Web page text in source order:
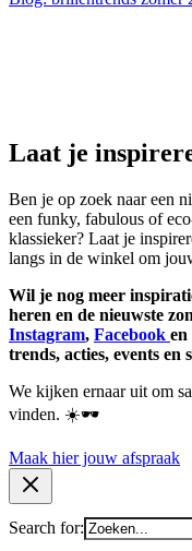
Laat je
Ben je op zoek naar een
een funky, fabulous of
klassieker? Laat je
langs in de winkel om
Wil je nog meer
heren en de nieuwste
Instagram, Facebook en
trends, acties, events en
We kijken ernaar uit om
vinden. ☀️🕶️
Maak hier jouw afspraak
Search for: